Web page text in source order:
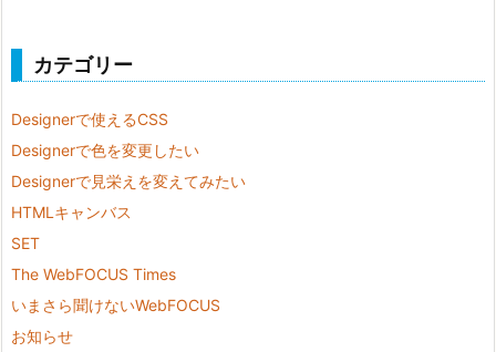
カテゴリー
Designerで使えるCSS
Designerで色を変更したい
Designerで見栄えを変えてみたい
HTMLキャンバス
SET
The WebFOCUS Times
いまさら聞けないWebFOCUS
お知らせ